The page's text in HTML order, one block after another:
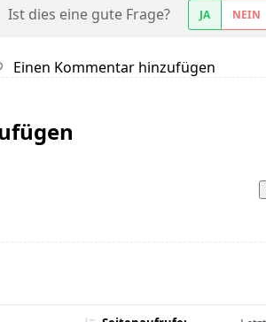
Ist dies eine gute Frage? JA NEIN
Einen Kommentar hinzufügen